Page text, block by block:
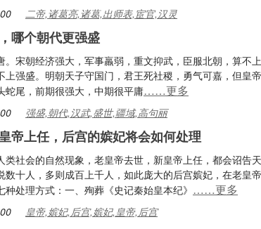
二帝,诸葛亮,诸葛,出师表,宦官,汉灵
哪个朝代更强盛
。宋朝经济强大，军事羸弱，重文抑武，臣服北朝，算不
上强盛。明朝天子守国门，君王死社稷，勇气可嘉，但皇
蛇尾，前期很强大，中期很平庸……更多
强盛,朝代,汉武,盛世,疆域,高句丽
帝上任，后宫的嫔妃将会如何处理
类社会的自然现象，老皇帝去世，新皇帝上任，都会诏告
数十人，多则成百上千人，如此庞大的后宫嫔妃，在老皇
处理方式：一、殉葬《史记秦始皇本纪》 ……更多
皇帝,嫔妃,后宫,嫔妃,皇帝,后宫